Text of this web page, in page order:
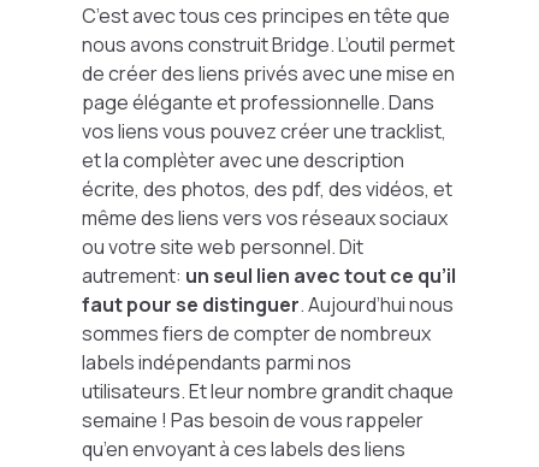
C’est avec tous ces principes en tête que
nous avons construit Bridge. L’outil permet
de créer des liens privés avec une mise en
page élégante et professionnelle. Dans
vos liens vous pouvez créer une tracklist,
et la complèter avec une description
écrite, des photos, des pdf, des vidéos, et
même des liens vers vos réseaux sociaux
ou votre site web personnel. Dit
autrement: un seul lien avec tout ce qu’il
faut pour se distinguer. Aujourd’hui nous
sommes fiers de compter de nombreux
labels indépendants parmi nos
utilisateurs. Et leur nombre grandit chaque
semaine ! Pas besoin de vous rappeler
qu’en envoyant à ces labels des liens